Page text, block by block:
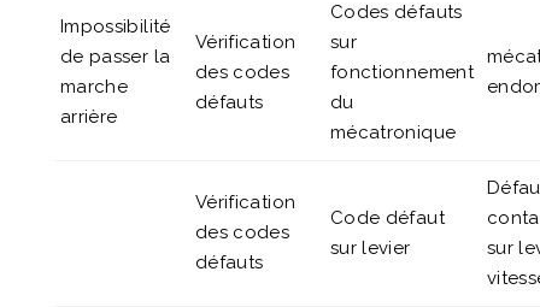
Impossibilité
de passer la
marche
arrière
Vérification
des codes
défauts
Codes défauts
sur
fonctionnement
du
mécatronique
Vérification
des codes
défauts
Code défaut
sur levier
sur